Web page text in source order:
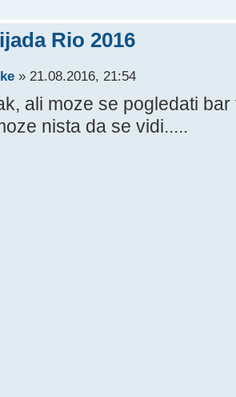
Rio 2016
» 21.08.2016, 21:54
ali moze se pogledati
nista da se vidi.....